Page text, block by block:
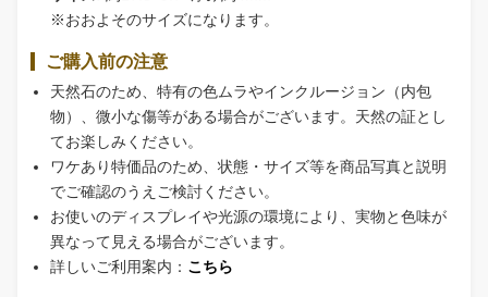
※おおよそのサイズになります。
ご購入前の注意
天然石のため、特有の色ムラやインクルージョン（内包
物）、微小な傷等がある場合がございます。天然の証とし
てお楽しみください。
ワケあり特価品のため、状態・サイズ等を商品写真と説明
でご確認のうえご検討ください。
お使いのディスプレイや光源の環境により、実物と色味が
異なって見える場合がございます。
詳しいご利用案内： こちら